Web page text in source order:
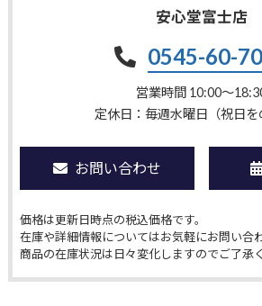
安心堂富士店
0545-60-
営業時間 10:00〜
定休日：毎週水曜日（祝日を
お問い合わせ
価格は更新日時点の税込価格です。
在庫や詳細情報についてはお気軽にお問い合
商品の在庫状況は日々変化しますのでご了承